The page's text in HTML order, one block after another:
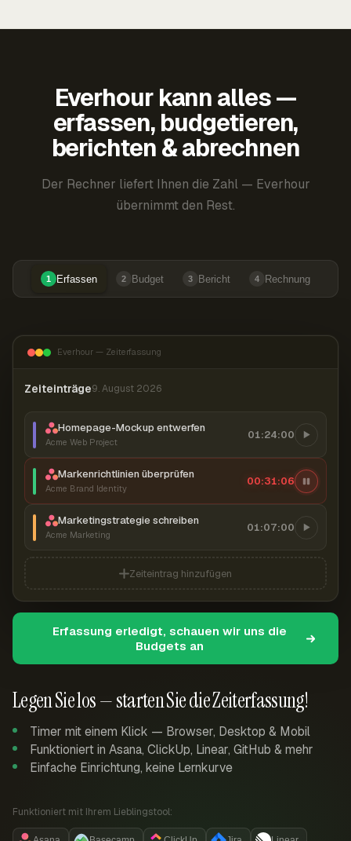
Everhour kann alles —
erfassen, budgetieren,
berichten & abrechnen
Der Rechner liefert Ihnen die Zahl — Everhour
übernimmt den Rest.
1 Erfassen 2 Budget 3 Bericht 4 Rechnung
Legen Sie los — starten Sie die Zeiterfassung!
Timer mit einem Klick — Browser, Desktop & Mobil
Funktioniert in Asana, ClickUp, Linear, GitHub & mehr
Einfache Einrichtung, keine Lernkurve
Funktioniert mit Ihrem Lieblingstool:
Everhour — Zeiterfassung
Zeiteinträge9. August 2026
Homepage-Mockup entwerfen
Acme Web Project
01:24:00
Markenrichtlinien überprüfen
Acme Brand Identity
00:31:07
Marketingstrategie schreiben
Acme Marketing
01:07:00
Zeiteintrag hinzufügen
Erfassung erledigt, schauen wir uns die
Budgets an